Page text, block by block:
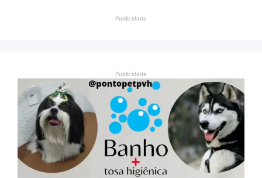
Publicidade
Publicidade